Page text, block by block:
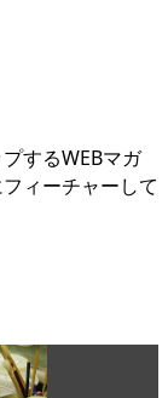
するWEBマガ
ィーチャーして